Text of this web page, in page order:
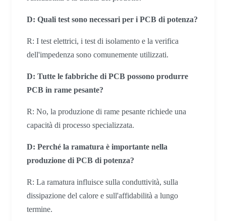
D: Quali test sono necessari per i PCB di potenza?
R: I test elettrici, i test di isolamento e la verifica
dell'impedenza sono comunemente utilizzati.
D: Tutte le fabbriche di PCB possono produrre
PCB in rame pesante?
R: No, la produzione di rame pesante richiede una
capacità di processo specializzata.
D: Perché la ramatura è importante nella
produzione di PCB di potenza?
R: La ramatura influisce sulla conduttività, sulla
dissipazione del calore e sull'affidabilità a lungo
termine.